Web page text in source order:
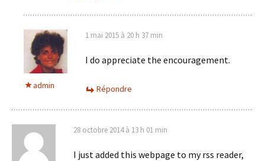
admin
1 mai 2015 à 20 h 37 min
I do appreciate the encouragement.
Répondre
28 octobre 2014 à 13 h 01 min
I just added this webpage to my rss reader,